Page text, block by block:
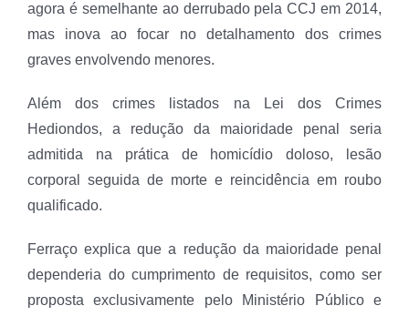
agora é semelhante ao derrubado pela CCJ em 2014,
mas inova ao focar no detalhamento dos crimes
graves envolvendo menores.
Além dos crimes listados na Lei dos Crimes
Hediondos, a redução da maioridade penal seria
admitida na prática de homicídio doloso, lesão
corporal seguida de morte e reincidência em roubo
qualificado.
Ferraço explica que a redução da maioridade penal
dependeria do cumprimento de requisitos, como ser
proposta exclusivamente pelo Ministério Público e